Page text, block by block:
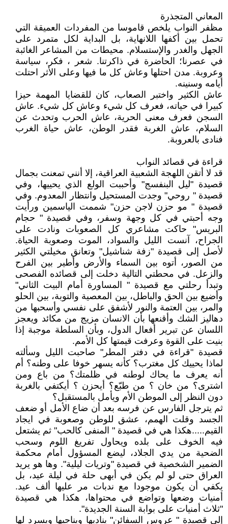
المعاني المتجذرة
مظفر النواب يلخص قاموسا من المفردات العميقة التي
تحمل بين أكفها اللانهاية، بل البداية لكل متمرد على
الجهل والغدر والإستسلام. محيطات من المشاعر الغائبة
في عصرنا؛ الحاضرة في ذاكرتنا. شعر ، فكر، سياسة
وعروبة. مدن احتلها وعاش كل ما فيها وعلى الأثر احتلت
أيامه وسنينه.
عاش الكثير واختبر الصعاب، كان للقضايا المهمة حيزا
كبيرا في حياته، فعرف كل شيء وعاش كل شيء. عاش
السجن فعرف معنى الحرية، عاش الحرب وتحدث عن
السلام، عاش الغربة فقدر الوطن، عاش حياة الغرب
فنادى بالعروبة.
قراءة في قصائد النواب
قد لا أتقن اللهجة الشعبية العراقية، إلا أنني تمعنت بجمال
قصيدة "ليل البنفسج" وأحببت الولع الذي يحييها، وفي
قصيدة " روحي" وجدت المستحيل وانتظار المعدوم. وفي
قصيدة " مو حزن لاجن حزن" شممت الياسمين ورأيت
وجه أحبتي في كل وجهة وسفر، وفي قصيدة " حجام
البريس" حاكت مشاعري كل الصعوبات ونادت على
الجراح، آنست الليل والسواد، الموت وصعوبة الحياة.
لأصل إلى قصيدة "زفة شناشيل" وتعانق مخيلتي الكثير
من الصور، أتوه بين السماء والأرض وأطير بين الفرح
والزعل. في محطتي التالية دخلت إلى قصائده الفصحى
وتبدأ رحلتي مع قصيدة " المساورة أمام البيت الثاني"
وأضيع بين الحق والباطل، بين المعصية والتوبة، بين الحلو
والمر، بين العتمة والنور لأشفق على نفسي وأسحبها من
دهاليز الشك وأقنعها بأن الانسان مزيج من مكائد ويعجز
اللسان عن تبرير أفعال الدول، وبأن السلطة موجبة إذا
بنيت على القوة وعرفت قيمتها كل الأمم.
قصيدة "قراءة في دفتر المطر" صاحبت الليل وسألته
لماذا يحييك كل مغترب؟ كأنه يسهر خوفا على وطنه؟ أم
أنه يعرف ما يحاك لوطنه في ظلمتك؟ من باع ومن
اشترى؟ من خان ؟ من طبّع؟ أيحزن ؟ أيكتفي بالغربة
دون النظر إلى الموطن الأم ويأمل بالمستقبل؟
ثم يترجل الفارس عن فرسه بعد أن ضاع الأمل أو ضعف
الجسد وقلت الهمم، عشق للوطن وصعوبة في ايجاد
القيم.....هكذا هي في قصيدة " المنفى كالحب" ثم يشتعل
فيه الخوف على بلده ويحاول تفريغ اللوم وسحب
الضحية من يدي الجلاد، ليضع المسؤول أمام محكمة
الضمير الشخصية في قصيدة "وتريات ليلية". وها هو يريد
العراق حتى لو لم يكن في أبهى حلة في ليلة عيد، بل
يكفي أن يكون موجودا مع ندبات مر عليها ألف عيد.
أمنيات وضعها وتواضع في محتواها، هكذا هي قصيدة
"ثلاث أمنيات على بوابة السنة الجديدة".
إلى قصيدة " عروس السفائن" يناديها ويناجيها ويسرد لها